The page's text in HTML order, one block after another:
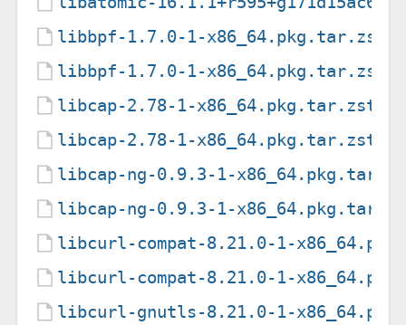
libbpf-1.7.0-1-x86_64.pkg.tar.zst
libbpf-1.7.0-1-
libcap-2.78-1-x86_64.pkg.tar.zst
libcap-2.78-1-
libcap-ng-0.9.3-1-
libcap-ng-0.9.3-1-
libcurl-compat-8.21.0-1-
libcurl-compat-8.21.0-1-
libcurl-gnutls-8.21.0-1-